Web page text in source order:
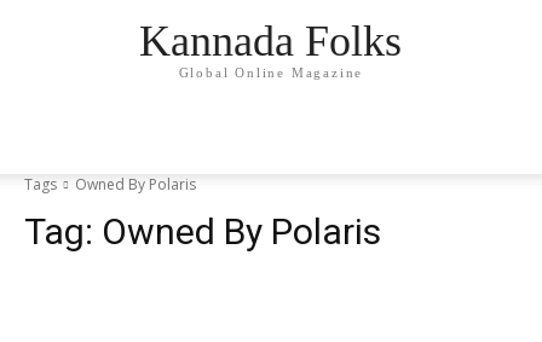
Kannada Folks
Global Online Magazine
Tags Owned By Polaris
Tag: Owned By Polaris